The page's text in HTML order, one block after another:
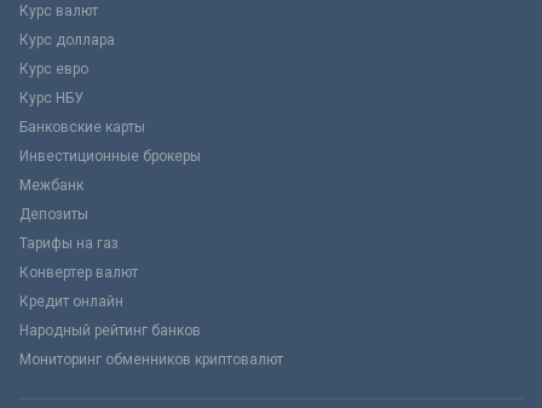
Курс валют
Курс доллара
Курс евро
Курс НБУ
Банковские карты
Инвестиционные брокеры
Межбанк
Депозиты
Тарифы на газ
Конвертер валют
Кредит онлайн
Народный рейтинг банков
Мониторинг обменников криптовалют